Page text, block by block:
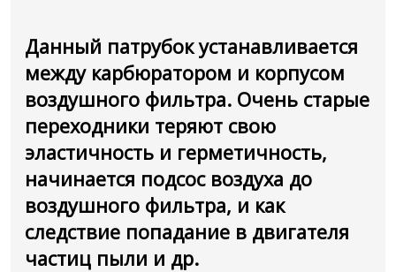
Данный патрубок устанавливается
между карбюратором и корпусом
воздушного фильтра. Очень старые
переходники теряют свою
эластичность и герметичность,
начинается подсос воздуха до
воздушного фильтра, и как
следствие попадание в двигателя
частиц пыли и др.